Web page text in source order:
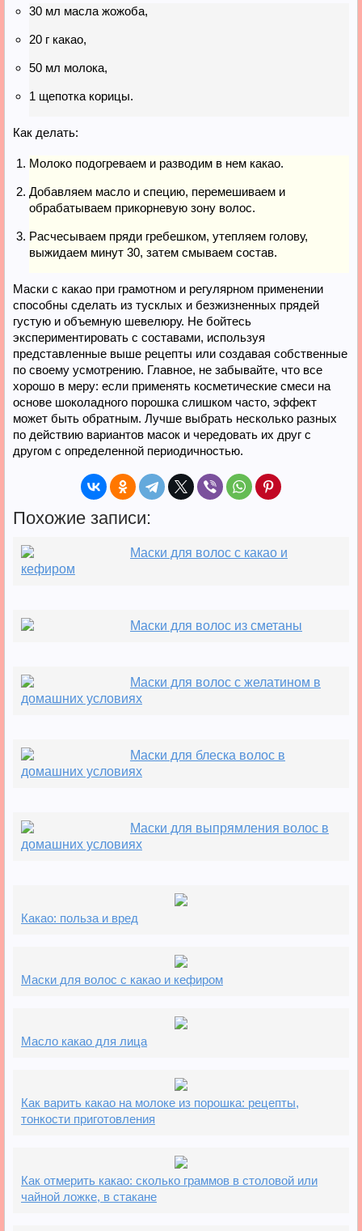
30 мл масла жожоба,
20 г какао,
50 мл молока,
1 щепотка корицы.
Как делать:
Молоко подогреваем и разводим в нем какао.
Добавляем масло и специю, перемешиваем и
обрабатываем прикорневую зону волос.
Расчесываем пряди гребешком, утепляем голову,
выжидаем минут 30, затем смываем состав.
Маски с какао при грамотном и регулярном применении
способны сделать из тусклых и безжизненных прядей
густую и объемную шевелюру. Не бойтесь
экспериментировать с составами, используя
представленные выше рецепты или создавая собственные
по своему усмотрению. Главное, не забывайте, что все
хорошо в меру: если применять косметические смеси на
основе шоколадного порошка слишком часто, эффект
может быть обратным. Лучше выбрать несколько разных
по действию вариантов масок и чередовать их друг с
другом с определенной периодичностью.
Похожие записи:
Маски для волос с какао и
кефиром
Маски для волос из сметаны
Маски для волос с желатином в
домашних условиях
Маски для блеска волос в
домашних условиях
Маски для выпрямления волос в
домашних условиях
Какао: польза и вред
Маски для волос с какао и кефиром
Масло какао для лица
Как варить какао на молоке из порошка: рецепты,
тонкости приготовления
Как отмерить какао: сколько граммов в столовой или
чайной ложке, в стакане